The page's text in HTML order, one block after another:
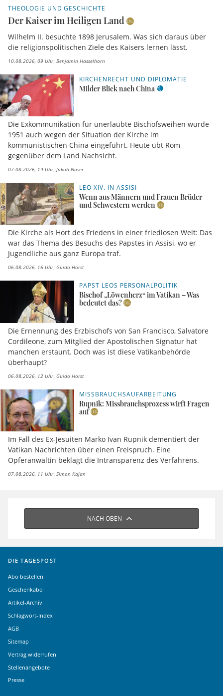
THEOLOGIE UND GESCHICHTE
Der Kaiser im Heiligen Land
Wilhelm II. besuchte 1898 Jerusalem. Was sich daraus über
die religionspolitischen Ziele des Kaisers lernen lässt.
10.08.2026, 09 Uhr Benjamin Hasselhorn
KIRCHENRECHT UND DIPLOMATIE
Milder Blick nach China
Die Exkommunikation für unerlaubte Bischofsweihen wurde
1951 auch wegen der Situation der Kirche im
kommunistischen China eingeführt. Heute übt Rom
gegenüber dem Land Nachsicht.
07.08.2026, 19 Uhr Jakob Naser
LEO XIV. IN ASSISI
Wenn aus Männern und Frauen Brüder
und Schwestern werden
Die Kirche als Hort des Friedens in einer friedlosen Welt: Das
war das Thema des Besuchs des Papstes in Assisi, wo er
Jugendliche aus ganz Europa traf.
06.08.2026, 16 Uhr Guido Horst
PAPST LEOS PERSONALPOLITIK
Bischof „Löwenherz“ im Vatikan – Was
bedeutet das?
Die Ernennung des Erzbischofs von San Francisco, Salvatore
Cordileone, zum Mitglied der Apostolischen Signatur hat
manchen erstaunt. Doch was ist diese Vatikanbehörde
überhaupt?
06.08.2026, 12 Uhr Guido Horst
MISSBRAUCHSAUFARBEITUNG
Rupnik: Missbrauchsprozess wirft Fragen
auf
Im Fall des Ex-Jesuiten Marko Ivan Rupnik dementiert der
Vatikan Nachrichten über einen Freispruch. Eine
Opferanwältin beklagt die Intransparenz des Verfahrens.
07.08.2026, 11 Uhr Simon Kajan
NACH OBEN
DIE TAGESPOST
Abo bestellen
Geschenkabo
Artikel-Archiv
Schlagwort-Index
AGB
Sitemap
Vertrag widerrufen
Stellenangebote
Presse